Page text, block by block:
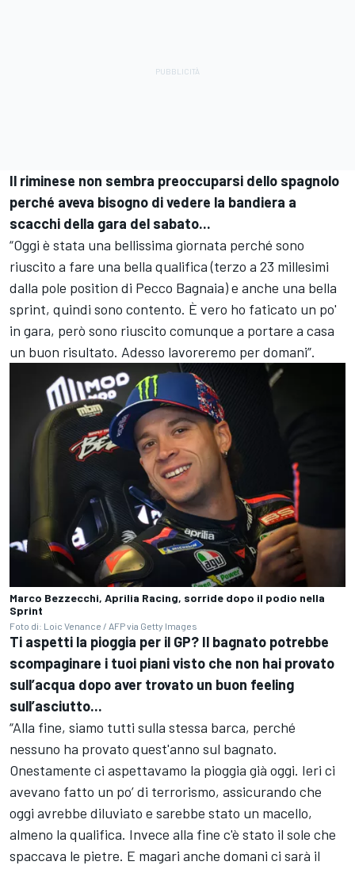
Il riminese non sembra preoccuparsi dello spagnolo
perché aveva bisogno di vedere la bandiera a
scacchi della gara del sabato...
“Oggi è stata una bellissima giornata perché sono
riuscito a fare una bella qualifica (terzo a 23 millesimi
dalla pole position di Pecco Bagnaia) e anche una bella
sprint, quindi sono contento. È vero ho faticato un po'
in gara, però sono riuscito comunque a portare a casa
un buon risultato. Adesso lavoreremo per domani”.
Marco Bezzecchi, Aprilia Racing, sorride dopo il podio nella
Sprint
Foto di: Loic Venance / AFP via Getty Images
Ti aspetti la pioggia per il GP? Il bagnato potrebbe
scompaginare i tuoi piani visto che non hai provato
sull’acqua dopo aver trovato un buon feeling
sull’asciutto...
“Alla fine, siamo tutti sulla stessa barca, perché
nessuno ha provato quest'anno sul bagnato.
Onestamente ci aspettavamo la pioggia già oggi. Ieri ci
avevano fatto un po’ di terrorismo, assicurando che
oggi avrebbe diluviato e sarebbe stato un macello,
almeno la qualifica. Invece alla fine c'è stato il sole che
spaccava le pietre. E magari anche domani ci sarà il